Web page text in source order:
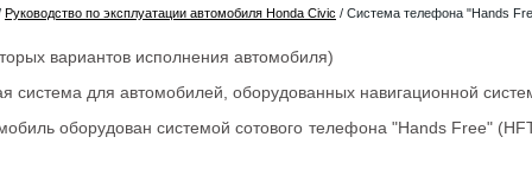
Руководство по эксплуатации автомобиля Honda Civic / Система телефона "Hands
вариантов исполнения автомобиля)
система для автомобилей, оборудованных навигационной
оборудован системой сотового телефона "Hands Free"